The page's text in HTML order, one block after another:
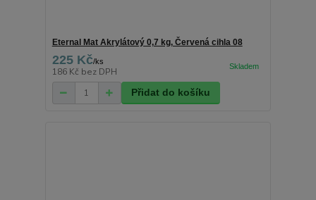
Eternal Mat Akrylátový 0,7 kg, Červená cihla 08
225 Kč/ks
186 Kč bez DPH
Přidat do košíku